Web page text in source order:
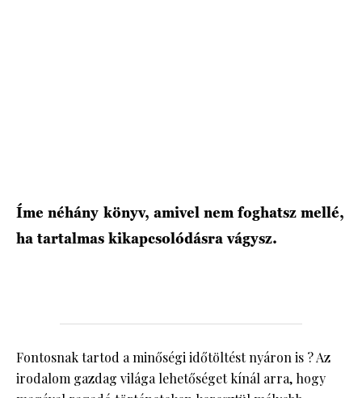
Íme néhány könyv, amivel nem foghatsz mellé,
ha tartalmas kikapcsolódásra vágysz.
Fontosnak tartod a minőségi időtöltést nyáron is ? Az
irodalom gazdag világa lehetőséget kínál arra, hogy